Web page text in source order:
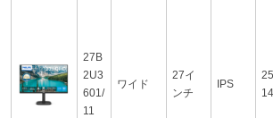
27B
2U3
601/
11
ワイド
27イ
ンチ
IPS